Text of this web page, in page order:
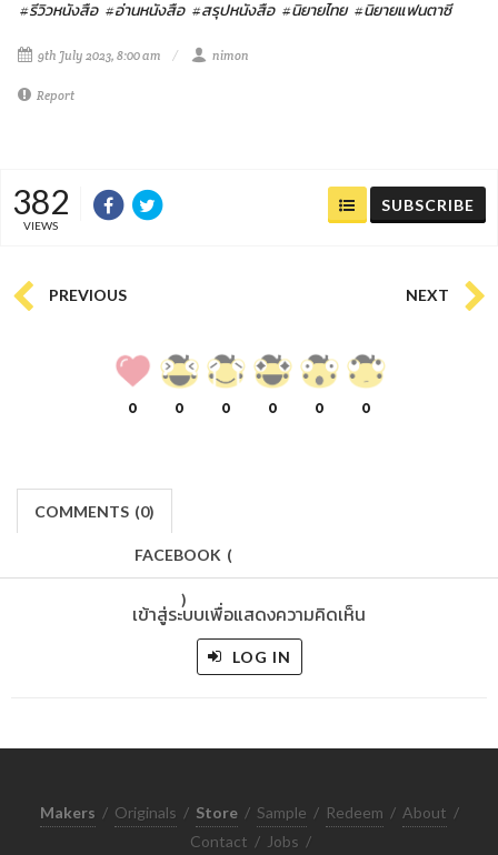
#รีวิวหนังสือ #อ่านหนังสือ #สรุปหนังสือ #นิยายไทย #นิยายแฟนตาซี
9th July 2023, 8:00 am nimon
Report
382
VIEWS
SUBSCRIBE
PREVIOUS NEXT
0 0 0 0 0 0
COMMENTS (0)
FACEBOOK (
)
เข้าสู่ระบบเพื่อแสดงความคิดเห็น
LOG IN
Makers / Originals / Store / Sample / Redeem / About /
Contact / Jobs /